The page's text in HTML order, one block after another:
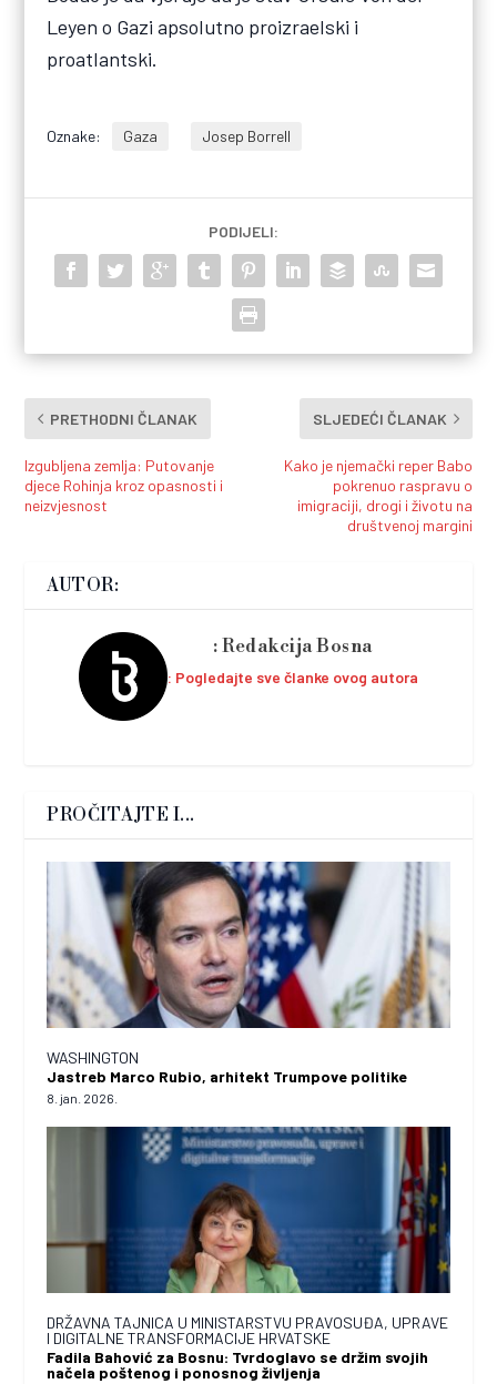
Leyen o Gazi apsolutno proizraelski i
proatlantski.
Oznake: Gaza Josep Borrell
PODIJELI:
PRETHODNI ČLANAK
Izgubljena zemlja: Putovanje
djece Rohinja kroz opasnosti i
neizvjesnost
SLJEDEĆI ČLANAK
Kako je njemački reper Babo
pokrenuo raspravu o
imigraciji, drogi i životu na
društvenoj margini
AUTOR:
Redakcija Bosna
Pogledajte sve članke ovog autora
PROČITAJTE I...
WASHINGTON
Jastreb Marco Rubio, arhitekt Trumpove politike
8. jan. 2026.
DRŽAVNA TAJNICA U MINISTARSTVU PRAVOSUĐA, UPRAVE
I DIGITALNE TRANSFORMACIJE HRVATSKE
Fadila Bahović za Bosnu: Tvrdoglavo se držim svojih
načela poštenog i ponosnog življenja